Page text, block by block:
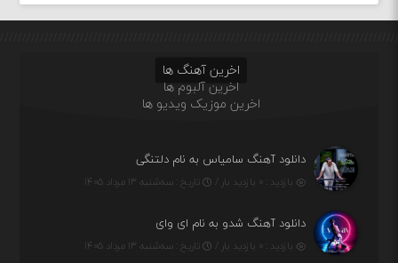
اخرین آهنگ ها
اخرین آلبوم ها
اخرین موزیک ویدیو ها
دانلود آهنگ سامیاس به نام دلتنگی
بازدید : ۰ بازدید بار / تاریخ : سه‌شنبه ۱۳ مرداد ۱۴۰۵
دانلود آهنگ شدو به نام ای وای
بازدید : ۰ بازدید بار / تاریخ : سه‌شنبه ۱۳ مرداد ۱۴۰۵